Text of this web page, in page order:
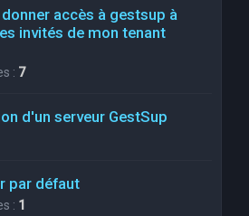
accès à gestsup à
invités de mon tenant
: 7
d'un serveur GestSup
par défaut
: 1